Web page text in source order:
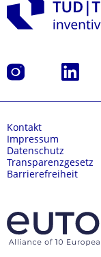
Instagram LinkedIn
Kontakt
Impressum
Datenschutz
Transparenzgesetz
Barrierefreiheit